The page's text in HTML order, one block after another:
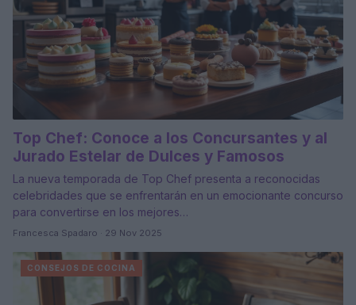
Top Chef: Conoce a los Concursantes y al
Jurado Estelar de Dulces y Famosos
La nueva temporada de Top Chef presenta a reconocidas
celebridades que se enfrentarán en un emocionante concurso
para convertirse en los mejores…
Francesca Spadaro · 29 Nov 2025
CONSEJOS DE COCINA